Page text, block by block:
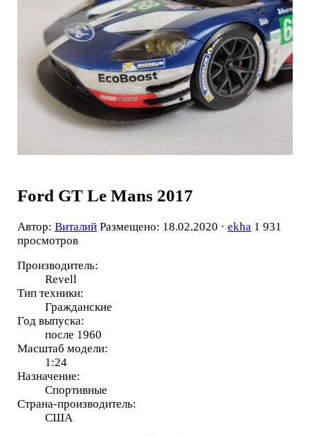
Ford GT Le Mans 2017
Автор: Виталий Размещено: 18.02.2020 · ekha 1 931
просмотров
Производитель:
Revell
Тип техники:
Гражданские
Год выпуска:
после 1960
Масштаб модели:
1:24
Назначение:
Спортивные
Страна-производитель:
США